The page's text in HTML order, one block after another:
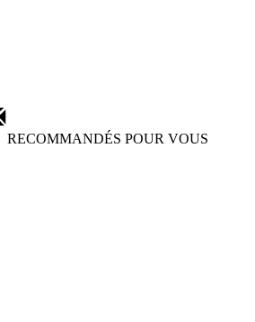
RECOMMANDÉS POUR VOUS